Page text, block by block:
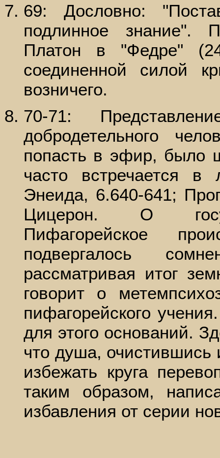
69: Дословно:
подлинное знание".
Платон в "Федре"
соединенной силой
возничего.
70-71:
добродетельного
попасть в эфир, было
часто встречается в
Энеида, 6.640-641;
Цицерон. О
Пифагорейское
подвергалось
рассматривая итог
говорит о
пифагорейского
для этого оснований.
что душа,
избежать круга
таким образом,
избавления от серии